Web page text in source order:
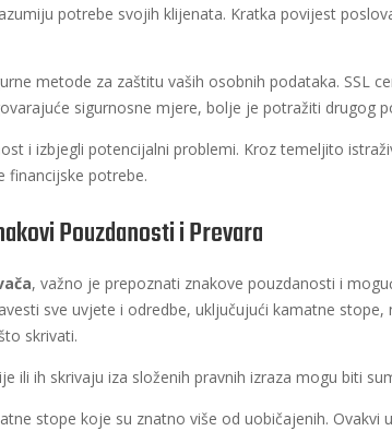
potrebe svojih klijenata. Kratka povijest
metode za zaštitu vaših osobnih podataka. SSL
sigurnosne mjere, bolje je potražiti drugog
i izbjegli potencijalni problemi. Kroz temeljito
financijske potrebe.
Pouzdanosti i Prevara
, važno je prepoznati znakove pouzdanosti i
sve uvjete i odredbe, uključujući kamatne
skrivati.
ili ih skrivaju iza složenih pravnih izraza mogu biti
stope koje su znatno više od uobičajenih. Ovakvi